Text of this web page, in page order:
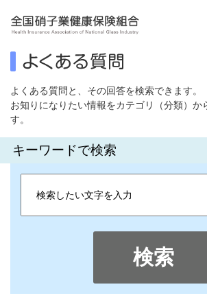
よくある質問と、その回答を検索できます。
お知りになりたい情報をカテゴリ（分類）か
す。
キーワードで検索
検索